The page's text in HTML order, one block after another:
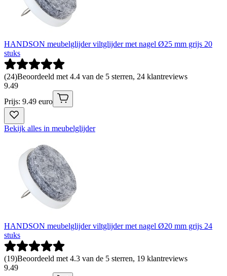
HANDSON meubelglijder viltglijder met nagel Ø25 mm grijs 20
stuks
(24)Beoordeeld met 4.4 van de 5 sterren, 24 klantreviews
9.49
Prijs: 9.49 euro
Bekijk alles in meubelglijder
HANDSON meubelglijder viltglijder met nagel Ø20 mm grijs 24
stuks
(19)Beoordeeld met 4.3 van de 5 sterren, 19 klantreviews
9.49